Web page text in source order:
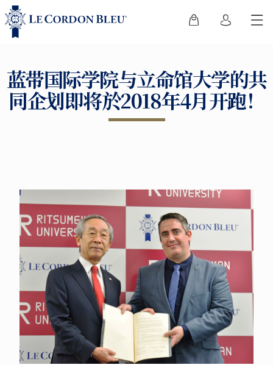
蓝带国际学院与立命馆大学的共
同企划即将於2018年4月开跑！